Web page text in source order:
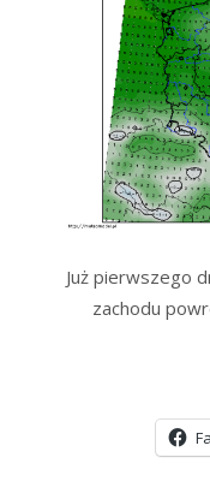
Już pierwszego
zachodu